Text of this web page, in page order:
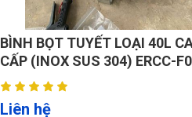
BÌNH BỌT TUYẾT LOẠI 40L
CẤP (INOX SUS 304) ERCC-
Liên hệ